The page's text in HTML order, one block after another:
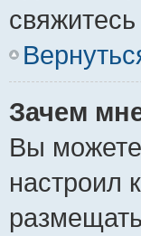
Зачем
Вы можете
настроил